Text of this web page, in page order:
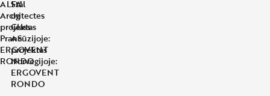
ALFA
Architectes
projektas
Prancūzijoje:
ERGOVENT
RONDO
Stål
og
Glass
AS
projektas
Norvegijoje:
ERGOVENT
RONDO